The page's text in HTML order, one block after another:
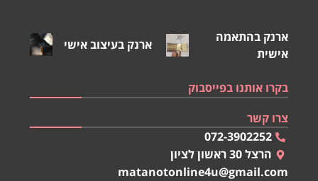
ארנק בהתאמה
אישית
ארנק בעיצוב אישי
בקרו אותנו בפייסבוק
צרו קשר
072-3902252
הרצל 30 ראשון לציון
matanotonline4u@gmail.com